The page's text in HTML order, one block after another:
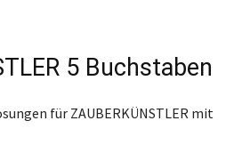
5 Buchstaben
für ZAUBERKÜNSTLER mit